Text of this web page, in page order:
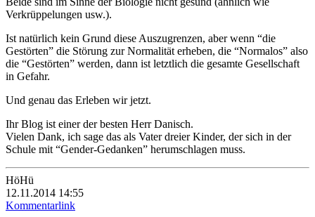
Verkrüppelungen usw.).
Ist natürlich kein Grund diese Auszugrenzen, aber wenn “die
Gestörten” die Störung zur Normalität erheben, die “Normalos” also
die “Gestörten” werden, dann ist letztlich die gesamte Gesellschaft
in Gefahr.
Und genau das Erleben wir jetzt.
Ihr Blog ist einer der besten Herr Danisch.
Vielen Dank, ich sage das als Vater dreier Kinder, der sich in der
Schule mit “Gender-Gedanken” herumschlagen muss.
HöHü
12.11.2014 14:55
Kommentarlink